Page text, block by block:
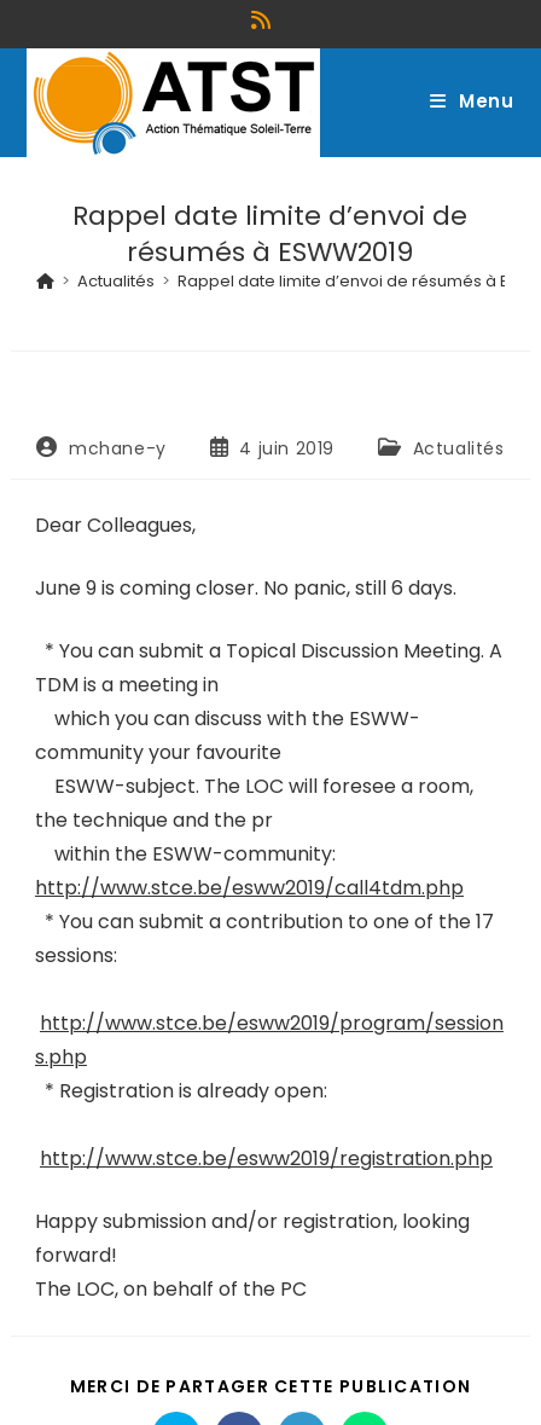
Menu
Rappel date limite d’envoi de
résumés à ESWW2019
> Actualités > Rappel date limite d’envoi de résumés à
mchane-y 4 juin 2019 Actualités
Dear Colleagues,
June 9 is coming closer. No panic, still 6 days.
* You can submit a Topical Discussion Meeting. A
TDM is a meeting in
which you can discuss with the ESWW-
community your favourite
ESWW-subject. The LOC will foresee a room,
the technique and the pr
within the ESWW-community:
http://www.stce.be/esww2019/call4tdm.php
* You can submit a contribution to one of the 17
sessions:
http://www.stce.be/esww2019/program/session
s.php
* Registration is already open:
http://www.stce.be/esww2019/registration.php
Happy submission and/or registration, looking
forward!
The LOC, on behalf of the PC
MERCI DE PARTAGER CETTE PUBLICATION